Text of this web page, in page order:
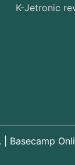
K-Jetronic
Basecamp